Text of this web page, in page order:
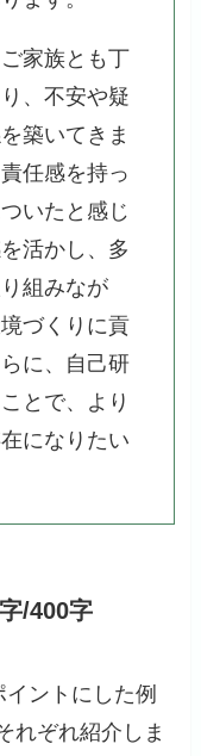
家族とも丁
、不安や疑
築いてきま
任感を持っ
いたと感じ
活かし、多
組みなが
づくりに貢
に、自己研
とで、より
になりたい
/400字
ントにした例
れぞれ紹介しま